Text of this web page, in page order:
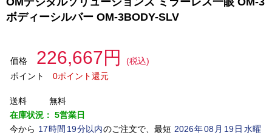
ボディーシルバー OM-3BODY-SLV
価格 226,667円
(税込)
ポイント
0ポイント還元
送料
無料
在庫状況： 5営業日
今から 17時間 19分以内のご注文で、最短 2026年08 月 19日水曜